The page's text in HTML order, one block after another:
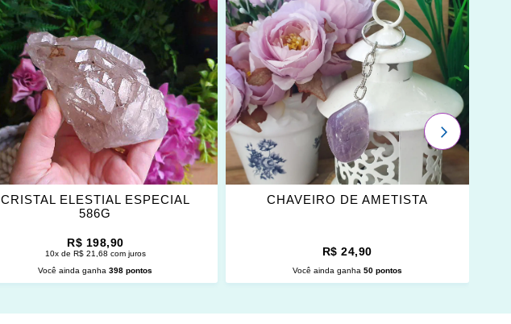
ADICIONAR
OS
FAVORITOS
CRISTAL ELESTIAL ESPECIAL
586G
R$ 198,90
10x de R$ 21,68 com juros
Você ainda ganha398 pontos
ADICIONAR
OS
FAVORITOS
CHAVEIRO DE AMETISTA
R$ 24,90
Você ainda ganha 50 pontos
PRÓXIMO